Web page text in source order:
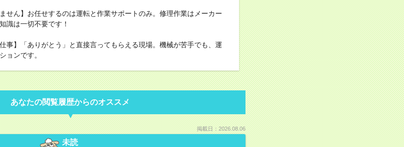
せん】お任せするのは運転と作業サポートのみ。修理作業はメーカー
識は一切不要です！
事】「ありがとう」と直接言ってもらえる現場。機械が苦手でも、運
ョンです。
あなたの閲覧履歴からのオススメ
掲載日：2026.08.06
未読